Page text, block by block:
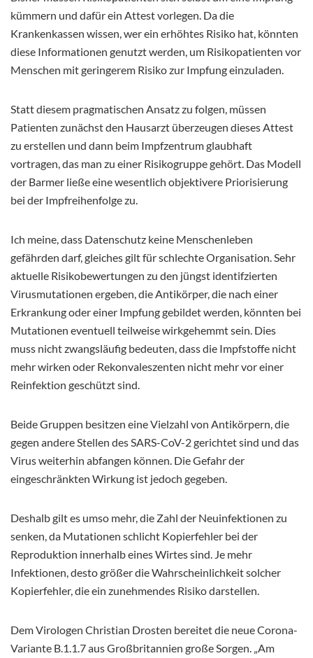
kümmern und dafür ein Attest vorlegen. Da die
Krankenkassen wissen, wer ein erhöhtes Risiko hat, könnten
diese Informationen genutzt werden, um Risikopatienten vor
Menschen mit geringerem Risiko zur Impfung einzuladen.
Statt diesem pragmatischen Ansatz zu folgen, müssen
Patienten zunächst den Hausarzt überzeugen dieses Attest
zu erstellen und dann beim Impfzentrum glaubhaft
vortragen, das man zu einer Risikogruppe gehört. Das Modell
der Barmer ließe eine wesentlich objektivere Priorisierung
bei der Impfreihenfolge zu.
Ich meine, dass Datenschutz keine Menschenleben
gefährden darf, gleiches gilt für schlechte Organisation. Sehr
aktuelle Risikobewertungen zu den jüngst identifzierten
Virusmutationen ergeben, die Antikörper, die nach einer
Erkrankung oder einer Impfung gebildet werden, könnten bei
Mutationen eventuell teilweise wirkgehemmt sein. Dies
muss nicht zwangsläufig bedeuten, dass die Impfstoffe nicht
mehr wirken oder Rekonvaleszenten nicht mehr vor einer
Reinfektion geschützt sind.
Beide Gruppen besitzen eine Vielzahl von Antikörpern, die
gegen andere Stellen des SARS-CoV-2 gerichtet sind und das
Virus weiterhin abfangen können. Die Gefahr der
eingeschränkten Wirkung ist jedoch gegeben.
Deshalb gilt es umso mehr, die Zahl der Neuinfektionen zu
senken, da Mutationen schlicht Kopierfehler bei der
Reproduktion innerhalb eines Wirtes sind. Je mehr
Infektionen, desto größer die Wahrscheinlichkeit solcher
Kopierfehler, die ein zunehmendes Risiko darstellen.
Dem Virologen Christian Drosten bereitet die neue Corona-
Variante B.1.1.7 aus Großbritannien große Sorgen. „Am